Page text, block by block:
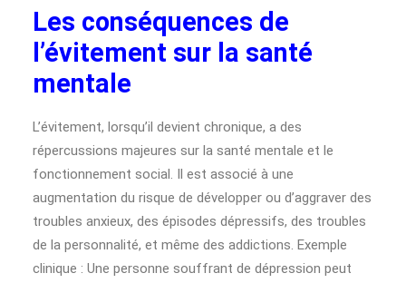
Les conséquences de
l’évitement sur la santé
mentale
L’évitement, lorsqu’il devient chronique, a des
répercussions majeures sur la santé mentale et le
fonctionnement social. Il est associé à une
augmentation du risque de développer ou d’aggraver des
troubles anxieux, des épisodes dépressifs, des troubles
de la personnalité, et même des addictions. Exemple
clinique : Une personne souffrant de dépression peut